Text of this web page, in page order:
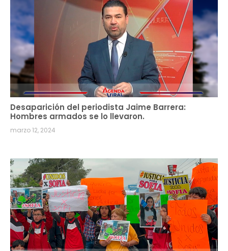
Desaparición del periodista Jaime Barrera:
Hombres armados se lo llevaron.
marzo 12, 2024